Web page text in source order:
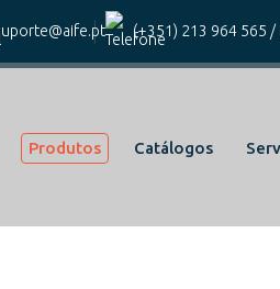
para este
e funcionais, para lhe
(+351) 213 964 565 /
Produtos Catálogos